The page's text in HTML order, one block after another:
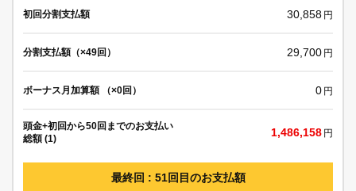
初回分割支払額 30,858 円
分割支払額（×49回） 29,700 円
ボーナス月加算額 （×0回） 0 円
頭金+初回から50回までのお支払い
総額 (1)
1,486,158 円
最終回 : 51回目のお支払額